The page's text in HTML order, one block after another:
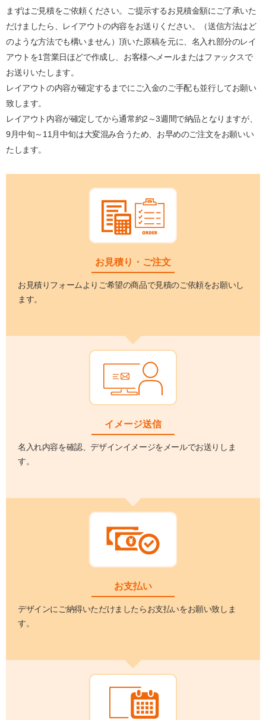
まずはご見積をご依頼ください。ご提示するお見積金額にご了承いた
だけましたら、レイアウトの内容をお送りください。（送信方法はど
のような方法でも構いません）頂いた原稿を元に、名入れ部分のレイ
アウトを1営業日ほどで作成し、お客様へメールまたはファックスで
お送りいたします。
レイアウトの内容が確定するまでにご入金のご手配も並行してお願い
致します。
レイアウト内容が確定してから通常約2～3週間で納品となりますが、
9月中旬～11月中旬は大変混み合うため、お早めのご注文をお願いい
たします。
お見積り・ご注文
お見積りフォームよりご希望の商品で見積のご依頼をお願いし
ます。
イメージ送信
名入れ内容を確認、デザインイメージをメールでお送りしま
す。
お支払い
デザインにご納得いただけましたらお支払いをお願い致しま
す。